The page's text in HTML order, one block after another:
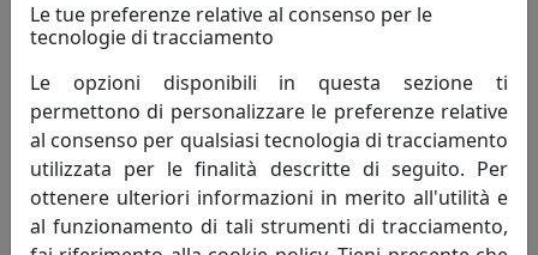
esperienze. L’Azienda è guidata dal giovane titolare
Giovanni Biscottini artefice del successo del proprio
marchio.
Il marchio Biscottini è molto diffuso in Italia in quanto
commercializzato tramite vari canali di vendita, che ne
permettono una capillare ed importante presenza sul
mercato.
Le tue preferenze relative al consenso per le
tecnologie di tracciamento
Le opzioni disponibili in questa sezione ti
permettono di personalizzare le preferenze relative
al consenso per qualsiasi tecnologia di tracciamento
utilizzata per le finalità descritte di seguito. Per
ottenere ulteriori informazioni in merito all'utilità e
al funzionamento di tali strumenti di tracciamento,